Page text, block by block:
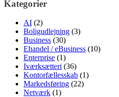
Kategorier
AI (2)
Boligudlejning (3)
Business (30)
Ehandel / eBusiness (10)
Enterprise (1)
Iværksætteri (36)
Kontorfællesskab (1)
Markedsføring (22)
Netværk (1)